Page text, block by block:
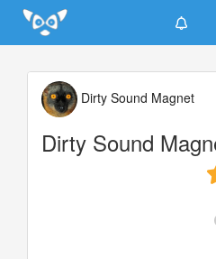
Update cookies preferences
Dirty Sound Magnet
Dirty Sound